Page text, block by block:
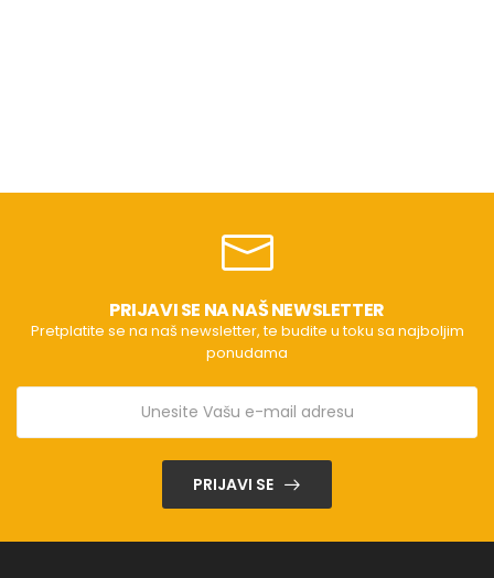
PRIJAVI SE NA NAŠ NEWSLETTER
Pretplatite se na naš newsletter, te budite u toku sa najboljim
ponudama
PRIJAVI SE